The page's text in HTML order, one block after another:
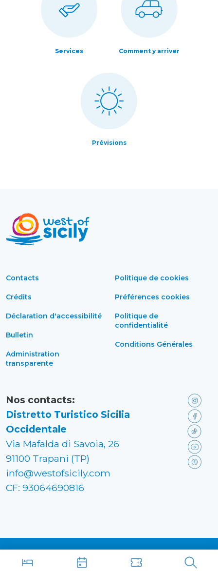
Services Comment y arriver
Prévisions
Contacts
Crédits
Déclaration d'accessibilité
Bulletin
Administration
transparente
Politique de cookies
Préférences cookies
Politique de
confidentialité
Conditions Générales
Nos contacts:
Distretto Turistico Sicilia
Occidentale
Via Mafalda di Savoia, 26
91100 Trapani (TP)
info@westofsicily.com
CF: 93064690816
Made in with passion